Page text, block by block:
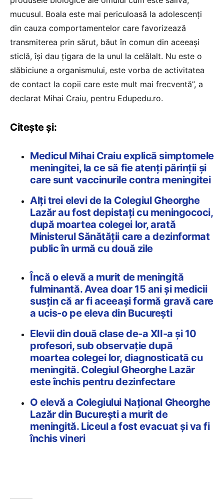
mucusul. Boala este mai periculoasă la adolescenți
din cauza comportamentelor care favorizează
transmiterea prin sărut, băut în comun din aceeași
sticlă, își dau țigara de la unul la celălalt. Nu este o
slăbiciune a organismului, este vorba de activitatea
de contact la copii care este mult mai frecventă”, a
declarat Mihai Craiu, pentru Edupedu.ro.
Citește și:
Medicul Mihai Craiu explică simptomele
meningitei, la ce să fie atenți părinții și
care sunt vaccinurile contra meningitei
Alți trei elevi de la Colegiul Gheorghe
Lazăr au fost depistați cu meningococi,
după moartea colegei lor, arată
Ministerul Sănătății care a dezinformat
public în urmă cu două zile
Încă o elevă a murit de meningită
fulminantă. Avea doar 15 ani şi medicii
susțin că ar fi aceeaşi formă gravă care
a ucis-o pe eleva din Bucureşti
Elevii din două clase de-a XII-a și 10
profesori, sub observație după
moartea colegei lor, diagnosticată cu
meningită. Colegiul Gheorghe Lazăr
este închis pentru dezinfectare
O elevă a Colegiului Naţional Gheorghe
Lazăr din Bucureşti a murit de
meningită. Liceul a fost evacuat şi va fi
închis vineri